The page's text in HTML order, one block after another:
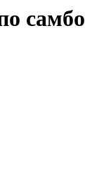
самбо